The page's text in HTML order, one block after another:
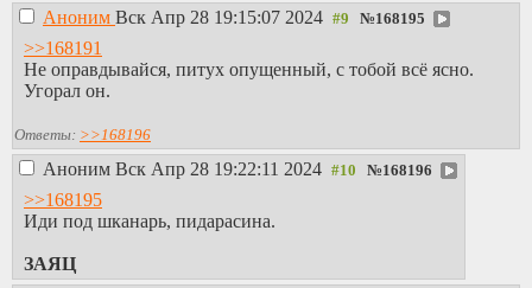
Аноним Вск Апр 28 19:15:07 2024 №168195
>>168191
Не оправдывайся, питух опущенный, с тобой всё ясно.
Угорал он.
Ответы: >>168196
Аноним Вск Апр 28 19:22:11 2024 №168196
>>168195
Иди под шканарь, пидарасина.
ЗАЯЦ